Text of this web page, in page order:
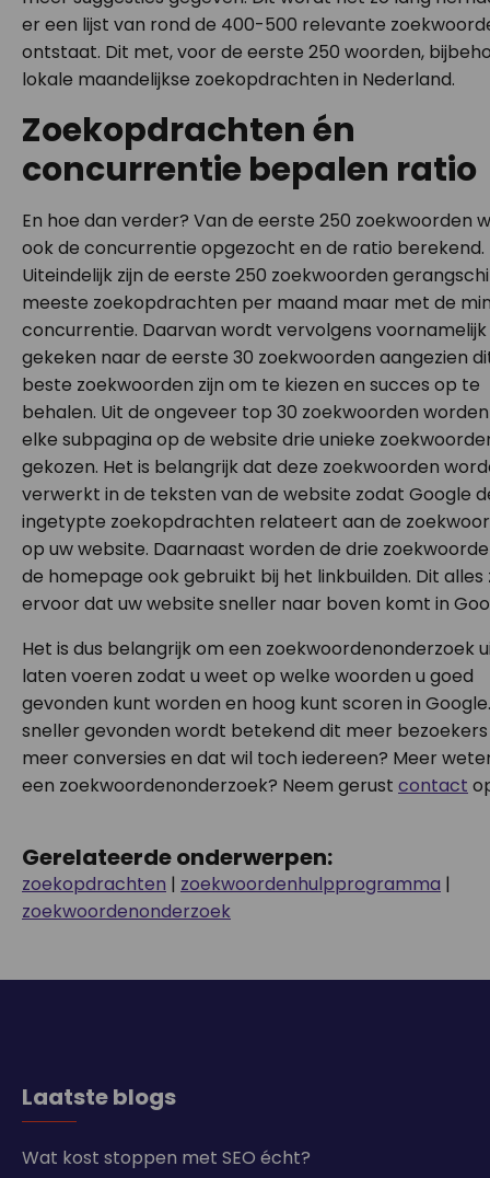
er een lijst van rond de 400-500 relevante
ontstaat. Dit met, voor de eerste 250 woorden,
lokale maandelijkse zoekopdrachten in Nederland.
Zoekopdrachten én
concurrentie bepalen ratio
En hoe dan verder? Van de eerste 250 zoekwoorden
ook de concurrentie opgezocht en de ratio berekend.
Uiteindelijk zijn de eerste 250 zoekwoorden
meeste zoekopdrachten per maand maar met de
concurrentie. Daarvan wordt vervolgens voornamelijk
gekeken naar de eerste 30 zoekwoorden aangezien
beste zoekwoorden zijn om te kiezen en succes op te
behalen. Uit de ongeveer top 30 zoekwoorden
elke subpagina op de website drie unieke
gekozen. Het is belangrijk dat deze zoekwoorden
verwerkt in de teksten van de website zodat Google
ingetypte zoekopdrachten relateert aan de
op uw website. Daarnaast worden de drie
de homepage ook gebruikt bij het linkbuilden. Dit
ervoor dat uw website sneller naar boven komt in
Het is dus belangrijk om een zoekwoordenonderzoek
laten voeren zodat u weet op welke woorden u goed
gevonden kunt worden en hoog kunt scoren in
sneller gevonden wordt betekend dit meer
meer conversies en dat wil toch iedereen? Meer
een zoekwoordenonderzoek? Neem gerust contact
Gerelateerde onderwerpen:
zoekopdrachten | zoekwoordenhulpprogramma |
zoekwoordenonderzoek
Laatste blogs
Wat kost stoppen met SEO écht?